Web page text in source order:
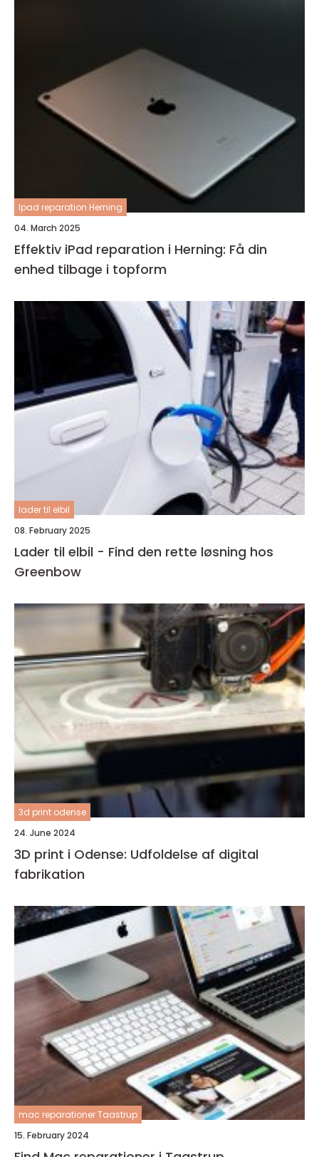
Ipad reparation Herning
04. March 2025
Effektiv iPad reparation i Herning: Få din
enhed tilbage i topform
lader til elbil
08. February 2025
Lader til elbil - Find den rette løsning hos
Greenbow
3d print odense
24. June 2024
3D print i Odense: Udfoldelse af digital
fabrikation
mac reparationer Taastrup
15. February 2024